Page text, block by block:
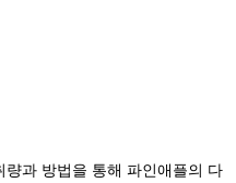
과 방법을 통해 파인애플의 다